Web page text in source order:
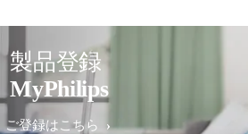
製品登録
MyPhilips
ご登録はこちら